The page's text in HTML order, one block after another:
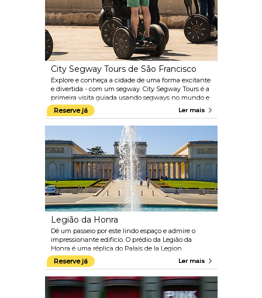
City Segway Tours de São Francisco
Explore e conheça a cidade de uma forma excitante
e divertida - com um segway. City Segway Tours é a
primeira visita guiada usando segways no mundo e
oferece um ótimo passeio com histórias fascinantes
e informações sobre a história de São Francisco. Esta
será verdadeiramente uma experiência que você
Reserve já Ler mais
Legião da Honra
Dê um passeio por este lindo espaço e admire o
impressionante edifício. O prédio da Legião da
Honra é uma réplica do Palais de la Legion
d'Honneur em Paris e foi concluído em 1924. Este é
também um dos museus de belas artes de São
Francisco, com muitas esculturas, porcelanas e
pinturas europeias.
Reserve já Ler mais